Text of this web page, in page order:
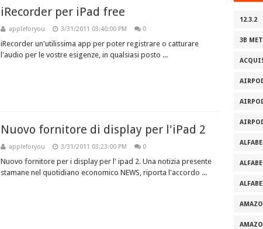
iRecorder per iPad free
appleforyou 3/31/2011 03:40:00 PM 0
iRecorder un'utilissima app per poter registrare o catturare
l'audio per le vostre esigenze, in qualsiasi posto ...
Nuovo fornitore di display per l'iPad 2
appleforyou 3/31/2011 03:23:00 PM 0
Nuovo fornitore per i display per l' ipad 2. Una notizia presente
stamane nel quotidiano economico NEWS, riporta l'accordo ...
12.3.2
3B